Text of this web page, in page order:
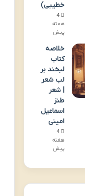
خطیبی)
4
هفته
پیش
خلاصه
کتاب
لبخند بر
لب شعر
| شعر
طنز
اسماعیل
امینی
4
هفته
پیش